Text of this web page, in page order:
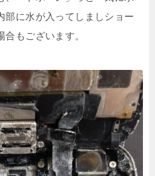
部に水が入ってしましショー
合もございます。